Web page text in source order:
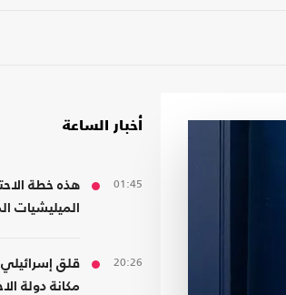
أخبار الساعة
01:45
هذه خطة
الميليشيات
20:26
قلق
مكانة دولة